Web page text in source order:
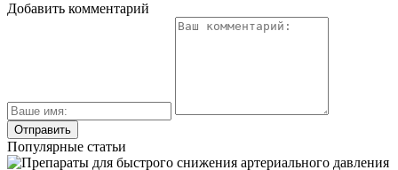
Добавить комментарий
Популярные статьи